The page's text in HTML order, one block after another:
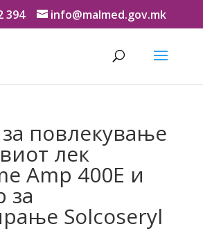
394 info@malmed.gov.mk
повлекување
лек
Amp 400E и
за
Solcoseryl